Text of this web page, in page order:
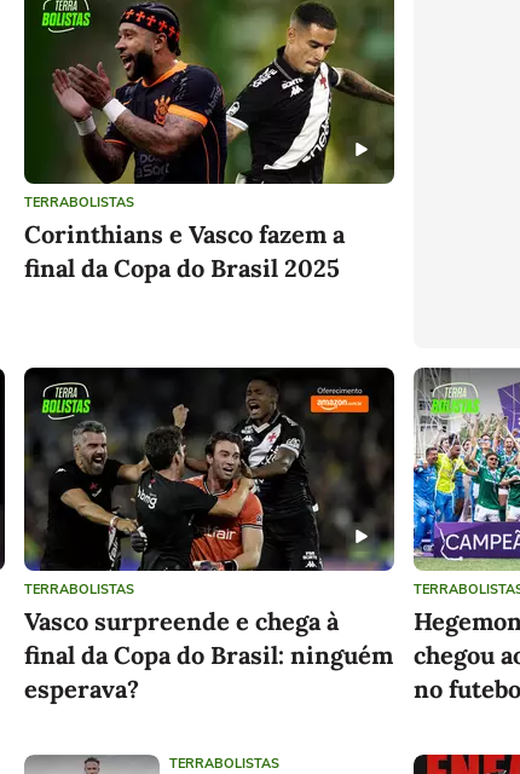
TERRABOLISTAS
Corinthians e Vasco fazem a
final da Copa do Brasil 2025
TERRABOLISTAS
Vasco surpreende e chega à
final da Copa do Brasil: ninguém
esperava?
chegou
no
TERRABOLISTAS